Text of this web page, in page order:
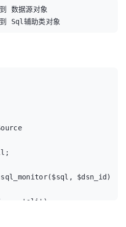
数据源对象
Sql辅助类对象
$dsn_id)
'cli')